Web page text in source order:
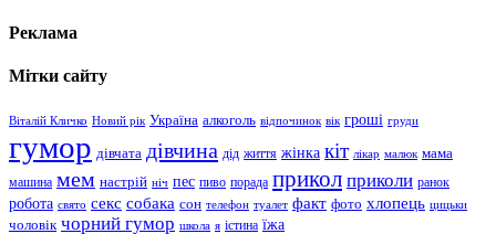
Реклама
Мітки сайту
Віталій Кличко Новий рік Україна алкоголь відпочинок вік гроші груди
гумор дівчата дівчина дід життя жінка кіт лікар малюк мама
машина мем настрій ніч пес пиво порада прикол приколи ранок
робота свято секс собака сон телефон туалет факт фото хлопець цицьки
чоловік чорний гумор школа я істина їжа